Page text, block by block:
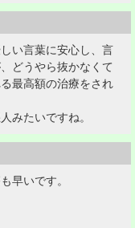
い言葉に安心し、言
どうやら抜かなくて
最高額の治療をされ
みたいですね。
早いです。